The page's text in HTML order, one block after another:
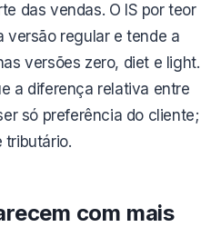
das vendas. O IS por teor
versão regular e tende a
versões zero, diet e light.
a diferença relativa entre
só preferência do cliente;
tributário.
com mais